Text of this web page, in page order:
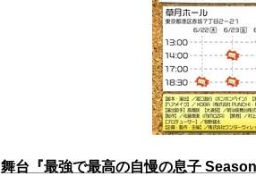
舞台『最強で最⾼の⾃慢の息⼦